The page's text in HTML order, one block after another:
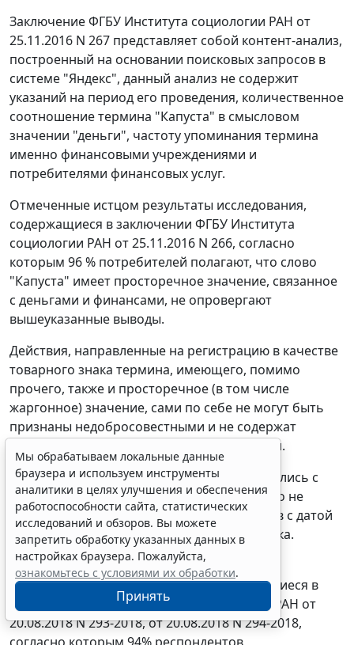
Заключение ФГБУ Института социологии РАН от
25.11.2016 N 267 представляет собой контент-анализ,
построенный на основании поисковых запросов в
системе "Яндекс", данный анализ не содержит
указаний на период его проведения, количественное
соотношение термина "Капуста" в смысловом
значении "деньги", частоту упоминания термина
именно финансовыми учреждениями и
потребителями финансовых услуг.
Отмеченные истцом результаты исследования,
содержащиеся в заключении ФГБУ Института
социологии РАН от 25.11.2016 N 266, согласно
которым 96 % потребителей полагают, что слово
"Капуста" имеет просторечное значение, связанное
с деньгами и финансами, не опровергают
вышеуказанные выводы.
Действия, направленные на регистрацию в качестве
товарного знака термина, имеющего, помимо
прочего, также и просторечное (в том числе
жаргонное) значение, сами по себе не могут быть
признаны недобросовестными и не содержат
признаков недобросовестной конкуренции.
Кроме того, вопросы респондентам задавались с
отсылкой к 2011 году без указания даты, что не
позволяет соотнести мнение респондентов с датой
приоритета оспариваемого товарного знака.
Вместе с тем суд отмечает, что результаты
социологических исследований, содержащиеся в
заключениях ФГБУ Института социологии РАН от
20.08.2018 N 293-2018, от 20.08.2018 N 294-2018,
Мы обрабатываем локальные данные
браузера и используем инструменты
аналитики в целях улучшения и обеспечения
работоспособности сайта, статистических
исследований и обзоров. Вы можете
запретить обработку указанных данных в
настройках браузера. Пожалуйста,
ознакомьтесь с условиями их обработки.
Принять